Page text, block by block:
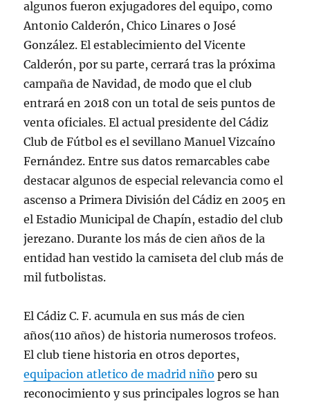
algunos fueron exjugadores del equipo, como
Antonio Calderón, Chico Linares o José
González. El establecimiento del Vicente
Calderón, por su parte, cerrará tras la próxima
campaña de Navidad, de modo que el club
entrará en 2018 con un total de seis puntos de
venta oficiales. El actual presidente del Cádiz
Club de Fútbol es el sevillano Manuel Vizcaíno
Fernández. Entre sus datos remarcables cabe
destacar algunos de especial relevancia como el
ascenso a Primera División del Cádiz en 2005 en
el Estadio Municipal de Chapín, estadio del club
jerezano. Durante los más de cien años de la
entidad han vestido la camiseta del club más de
mil futbolistas.
El Cádiz C. F. acumula en sus más de cien
años(110 años) de historia numerosos trofeos.
El club tiene historia en otros deportes,
equipacion atletico de madrid niño pero su
reconocimiento y sus principales logros se han